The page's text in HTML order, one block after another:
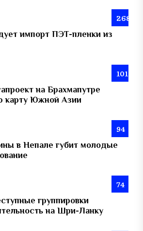
268
импорт ПЭТ-пленки из
101
на Брахмапутре
карту Южной Азии
94
в Непале губит молодые
74
группировки
на Шри-Ланку